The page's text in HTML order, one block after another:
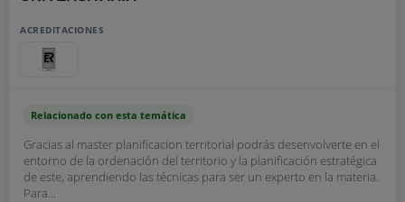
ACREDITACIONES
Relacionado con esta temática
Gracias al master planificacion territorial podrás desenvolverte en el
entorno de la ordenación del territorio y la planificación estratégica
de este, aprendiendo las técnicas para ser un experto en la materia.
Para...